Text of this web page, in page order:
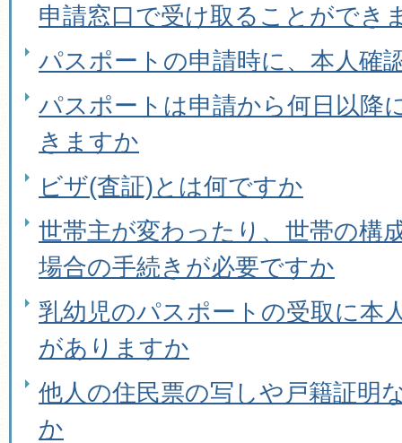
申請窓口で受け取ることができ
パスポートの申請時に、本人確
パスポートは申請から何日以降
きますか
ビザ(査証)とは何ですか
世帯主が変わったり、世帯の構
場合の手続きが必要ですか
乳幼児のパスポートの受取に本
がありますか
他人の住民票の写しや戸籍証明
か